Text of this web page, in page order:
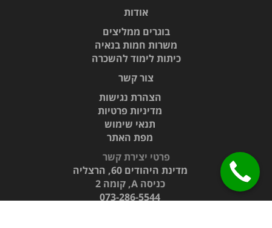
אודות
בוגרים ממליצים
משרות חמות בנאיה
כיתות לימוד להשכרה
צור קשר
הצהרת נגישות
מדיניות פרטיות
תנאי שימוש
מפת האתר
פרטי יצירת קשר
מדינת היהודים 60,
הרצליה
כניסה A, קומה 2
073-286-5544